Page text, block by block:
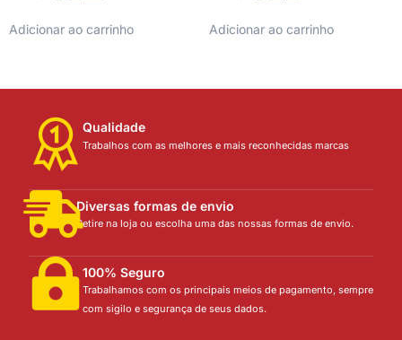
Adicionar ao carrinho Adicionar ao carrinho
Qualidade
Trabalhos com as melhores e mais reconhecidas marcas
Diversas formas de envio
Retire na loja ou escolha uma das nossas formas de envio.
100% Seguro
Trabalhamos com os principais meios de pagamento, sempre
com sigilo e segurança de seus dados.